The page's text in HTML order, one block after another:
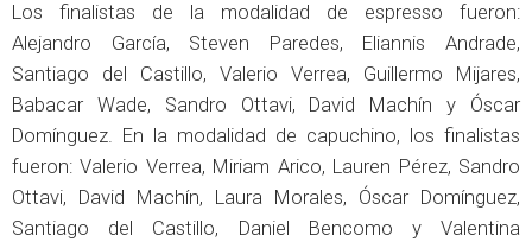
Los finalistas de la modalidad de espresso fueron:
Alejandro García, Steven Paredes, Eliannis Andrade,
Santiago del Castillo, Valerio Verrea, Guillermo Mijares,
Babacar Wade, Sandro Ottavi, David Machín y Óscar
Domínguez. En la modalidad de capuchino, los finalistas
fueron: Valerio Verrea, Miriam Arico, Lauren Pérez, Sandro
Ottavi, David Machín, Laura Morales, Óscar Domínguez,
Santiago del Castillo, Daniel Bencomo y Valentina